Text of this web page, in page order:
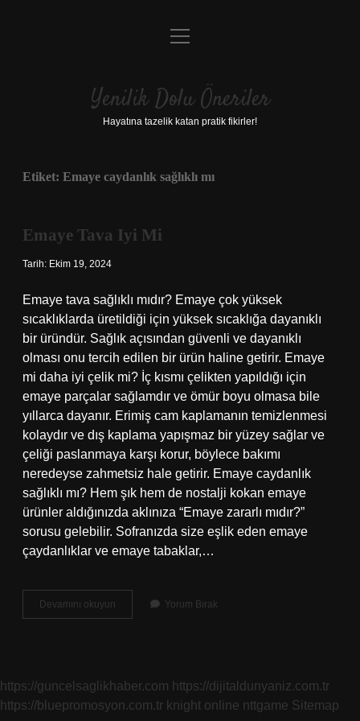
Anasayfa
Yasal Uyarı
menüyü
Yenilik Dolu Öneriler
Hayatına tazelik katan pratik fikirler!
Etiket: Emaye caydanlık sağlıklı mı
Emaye Tava Iyi Mi
Tarih: Ekim 19, 2024
Emaye tava sağlıklı mıdır? Emaye çok yüksek
sıcaklıklarda üretildiği için yüksek sıcaklığa dayanıklı
bir üründür. Sağlık açısından güvenli ve dayanıklı
olması onu tercih edilen bir ürün haline getirir. Emaye
mi daha iyi çelik mi? İç kısmı çelikten yapıldığı için
emaye parçalar sağlamdır ve ömür boyu olmasa bile
yıllarca dayanır. Erimiş cam kaplamanın temizlenmesi
kolaydır ve dış kaplama yapışmaz bir yüzey sağlar ve
çeliği paslanmaya karşı korur, böylece bakımı
neredeyse zahmetsiz hale getirir. Emaye caydanlık
sağlıklı mı? Hem şık hem de nostalji kokan emaye
ürünler aldığınızda aklınıza “Emaye zararlı mıdır?”
sorusu gelebilir. Sofranızda size eşlik eden emaye
çaydanlıklar ve emaye tabaklar,…
Devamını okuyun
Tava
Yorum Bırak
https://guncelsaglikhaber.com https://dijitaldunyaniz.com.tr
https://bluepromosyon.com.tr knight online nttgame Sitemap